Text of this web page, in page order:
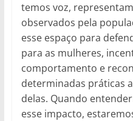
temos voz,
observados pela
esse espaço para
para as mulheres,
comportamento e
determinadas práticas
delas. Quando
esse impacto,